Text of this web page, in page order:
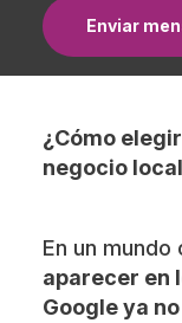
Enviar
¿Cómo
negocio
En un
aparecer en
Google ya